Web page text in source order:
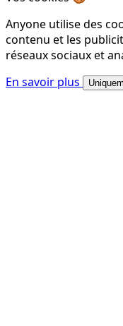
Anyone utilise des
contenu et les
réseaux sociaux et
En savoir plus